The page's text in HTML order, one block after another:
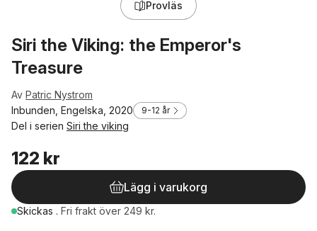
Provläs
Siri the Viking: the Emperor's
Treasure
Av Patric Nystrom
Inbunden, Engelska, 2020
9-12 år
Del i serien Siri the viking
122 kr
Lägg i varukorg
Skickas . Fri frakt över 249 kr.